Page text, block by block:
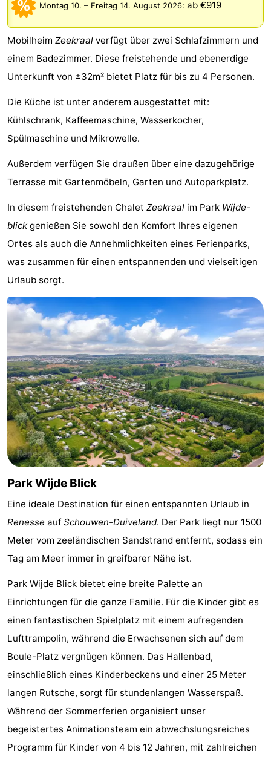
Buitenheem
-
Oase
Duinoord
-
Ginsterveld
-
Livingstone
-
Port
Greve
-
Port
Zélande
-
Resort
Haamstede
-
Résidence
't
van
Haamstede
-
Schouwen
-
Schouwse
Valleien
Soeten
Haert
-
Wijde
Blick
-
Zeeland
Village
-
Zeeuwse
Kust
-
Zonnedorp
-
’t
van
Haamstede
Hotels
(mit
Frühstück)
Lastminutes
Strand
Sehen
&
tun
-
Museen
Denkmäler
-
Kirchen
-
Mühlen
-
Montag 10. – Freitag 14. August 2026: ab €919
Mobilheim Zeekraal verfügt über zwei Schlafzimmern und
einem Badezimmer. Diese freistehende und ebenerdige
Unterkunft von ±32m² bietet Platz für bis zu 4 Personen.
Die Küche ist unter anderem ausgestattet mit:
Kühlschrank, Kaffeemaschine, Wasserkocher,
Spülmaschine und Mikrowelle.
Außerdem verfügen Sie draußen über eine dazugehörige
Terrasse mit Gartenmöbeln, Garten und Autoparkplatz.
In diesem freistehenden Chalet Zeekraal im Park Wijde-
blick genießen Sie sowohl den Komfort Ihres eigenen
Ortes als auch die Annehmlichkeiten eines Ferienparks,
was zusammen für einen entspannenden und vielseitigen
Urlaub sorgt.
Park Wijde Blick
Eine ideale Destination für einen entspannten Urlaub in
Renesse auf Schouwen-Duiveland. Der Park liegt nur 1500
Meter vom zeeländischen Sandstrand entfernt, sodass ein
Tag am Meer immer in greifbarer Nähe ist.
Park Wijde Blick bietet eine breite Palette an
Einrichtungen für die ganze Familie. Für die Kinder gibt es
einen fantastischen Spielplatz mit einem aufregenden
Lufttrampolin, während die Erwachsenen sich auf dem
Boule-Platz vergnügen können. Das Hallenbad,
einschließlich eines Kinderbeckens und einer 25 Meter
langen Rutsche, sorgt für stundenlangen Wasserspaß.
Während der Sommerferien organisiert unser
begeistertes Animationsteam ein abwechslungsreiches
Programm für Kinder von 4 bis 12 Jahren, mit zahlreichen